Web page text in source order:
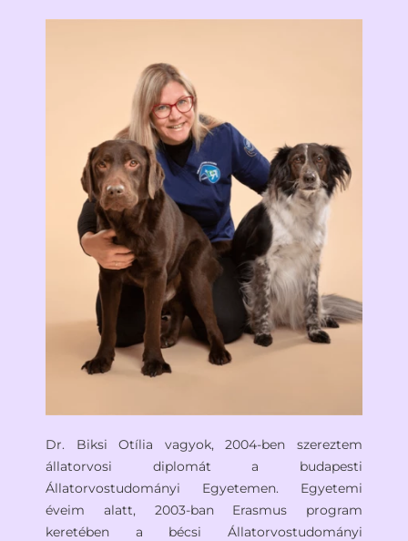
Dr. Biksi Otília vagyok, 2004-ben szereztem
állatorvosi diplomát a budapesti
Állatorvostudományi Egyetemen. Egyetemi
éveim alatt, 2003-ban Erasmus program
keretében a bécsi Állatorvostudományi